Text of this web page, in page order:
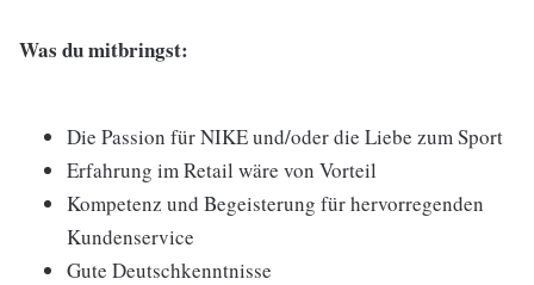
Was du mitbringst:
Die Passion für NIKE und/oder die Liebe zum Sport
Erfahrung im Retail wäre von Vorteil
Kompetenz und Begeisterung für hervorregenden
Kundenservice
Gute Deutschkenntnisse